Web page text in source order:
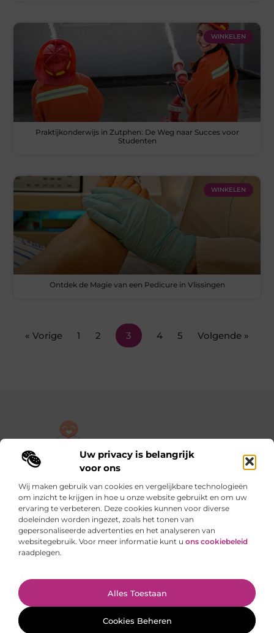
Uw privacy is belangrijk
voor ons
Wij maken gebruik van cookies en vergelijkbare technologieën
om inzicht te krijgen in hoe u onze website gebruikt en om uw
ervaring te verbeteren. Deze cookies kunnen voor diverse
doeleinden worden ingezet, zoals het tonen van
gepersonaliseerde advertenties en het analyseren van
websitegebruik. Voor meer informatie kunt u ons cookiebeleid
raadplegen.
Alles Toestaan
Cookies Beheren
Ga Naar
WINKELEN
Praktijkonderwijs in Zutphen: De Weg naar Succes voor
Studenten
WINKELEN
Ontdek de Magie van een Pedicure in Vlissingen
« Vorige 1 2 3 4 5 Volgende »
De plek om jouw verhaal te delen, gratis en eenvoudig.
Verken een rijke verzameling blogs en artikelen die alles uit het
dagelijks leven behandelen, van persoonlijke verhalen tot
praktische tips.
Onze informatie
@2025 www.gratis-artikel-plaatsen.nl. All Right Reserved.